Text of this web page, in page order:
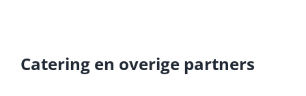
Catering en overige partners